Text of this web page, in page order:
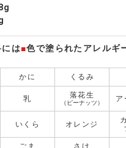
は■色で塗られたアレルギ
かに くるみ
乳 落花生
（ピーナッツ） ア
いくら オレンジ
ごま さけ